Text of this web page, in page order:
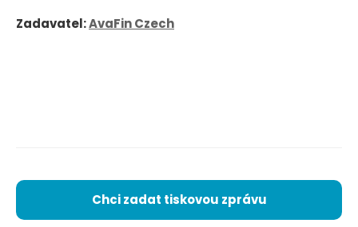
Zadavatel:AvaFin Czech
Chci zadat tiskovou zprávu